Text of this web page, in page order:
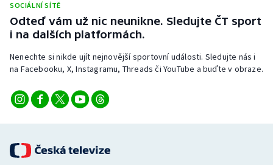
Triatlon
Vodní slalom
Volejbal
SOCIÁLNÍ SÍTĚ
Odteď vám už nic neunikne. Sledujte ČT sport
i na dalších platformách.
Nenechte si nikde ujít nejnovější sportovní události. Sledujte nás i
na Facebooku, X, Instagramu, Threads či YouTube a buďte v obraze.